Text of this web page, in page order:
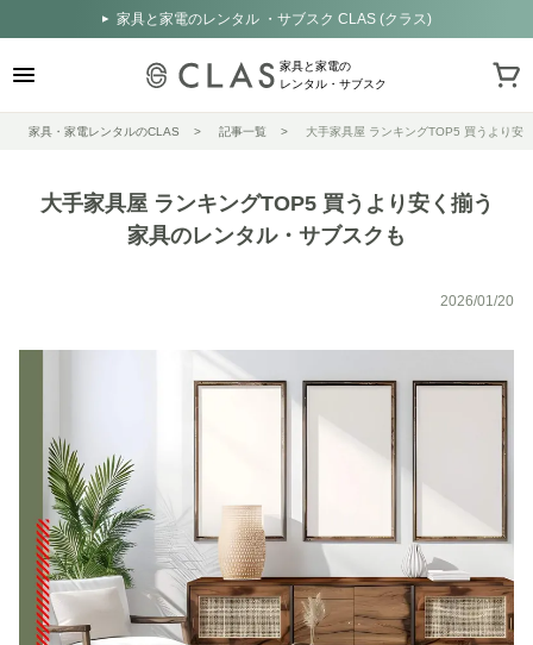
家具と家電のレンタル ・サブスク CLAS (クラス)
家具と家電の
レンタル・サブスク
家具・家電レンタルのCLAS 記事一覧 大手家具屋 ランキングTOP5 買うより安
大手家具屋 ランキングTOP5 買うより安く揃う
家具のレンタル・サブスクも
2026/01/20